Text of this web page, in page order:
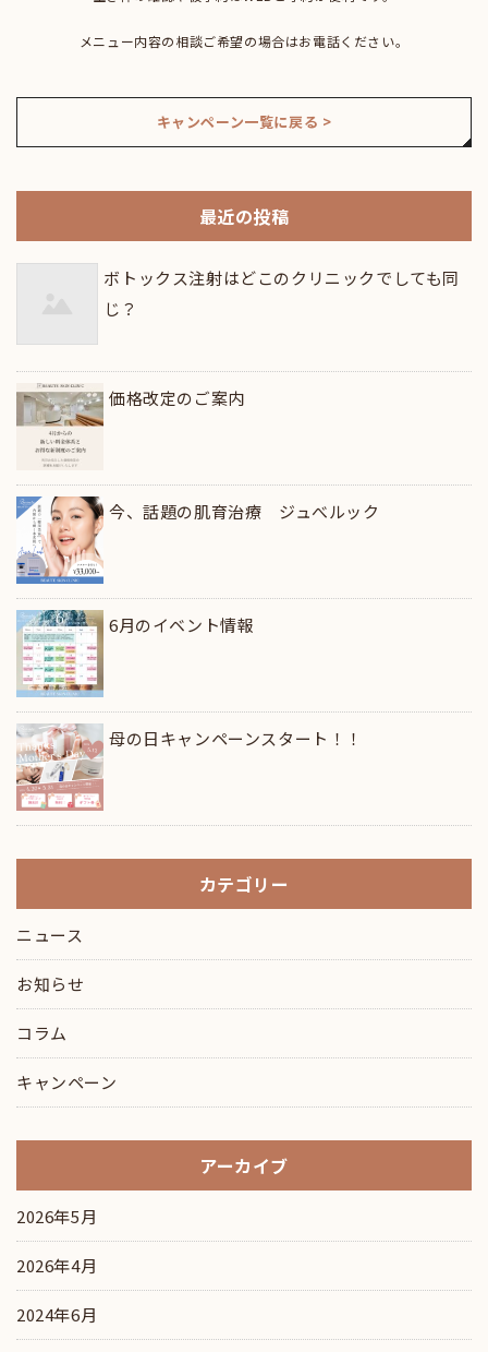
メニュー内容の相談ご希望の場合はお電話ください。
キャンペーン一覧に戻る >
最近の投稿
ボトックス注射はどこのクリニックでしても同
じ？
価格改定のご案内
今、話題の肌育治療 ジュべルック
6月のイベント情報
母の日キャンペーンスタート！！
カテゴリー
ニュース
お知らせ
コラム
キャンペーン
アーカイブ
2026年5月
2026年4月
2024年6月